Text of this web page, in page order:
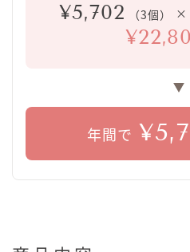
¥5,702 （3個） ×
年間で